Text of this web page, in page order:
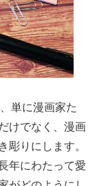
単に漫画家た
けでなく、漫画
彫りにします。
年にわたって愛